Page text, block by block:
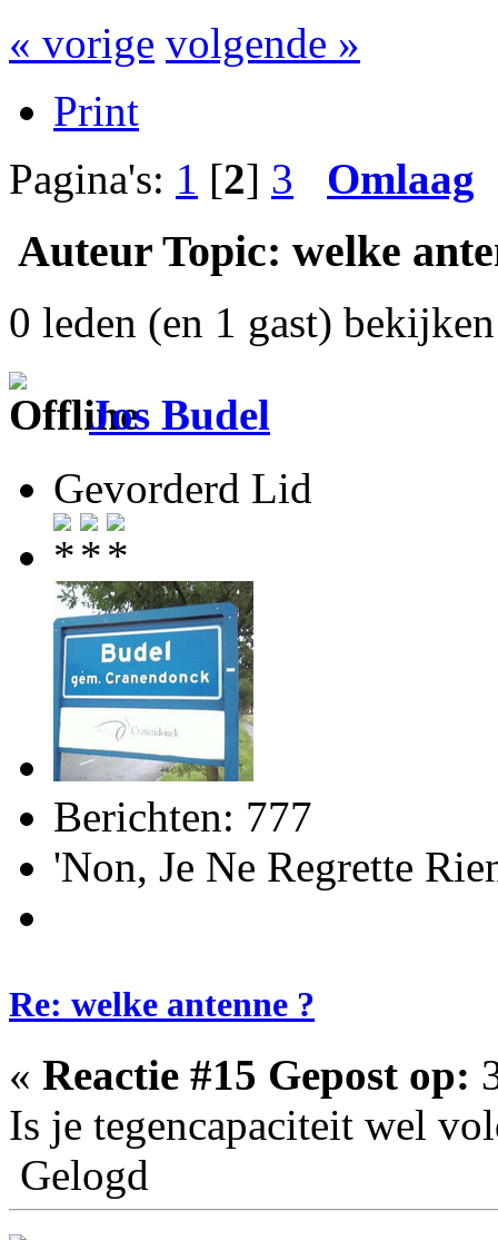
« vorige volgende »
Print
Pagina's: 1 [2] 3 Omlaag
Auteur Topic: welke
0 leden (en 1 gast)
Jos Budel
Gevorderd Lid
Berichten: 777
'Non, Je Ne Regrette
Re: welke antenne ?
« Reactie #15 Gepost op:
Is je tegencapaciteit wel
Gelogd